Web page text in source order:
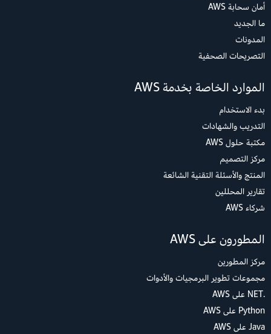
أمان سحابة AWS
ما الجديد
المدونات
التصريحات الصحفية
الموارد الخاصة بخدمة AWS
بدء الاستخدام
التدريب والشهادات
مكتبة حلول AWS
مركز التصميم
المنتج والأسئلة التقنية الشائعة
تقارير المحللين
شركاء AWS
المطورون على AWS
مركز المطورين
مجموعات تطوير البرمجيات والأدوات
.NET على AWS
Python على AWS
Java على AWS